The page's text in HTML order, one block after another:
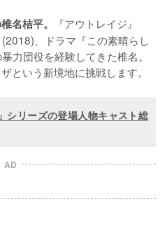
名桔平。
『アウトレイジ』
、ドラマ『この素晴らし
力団役を経験してきた椎名。
という新境地に挑戦します。
シリーズの登場人物キャスト総
AD